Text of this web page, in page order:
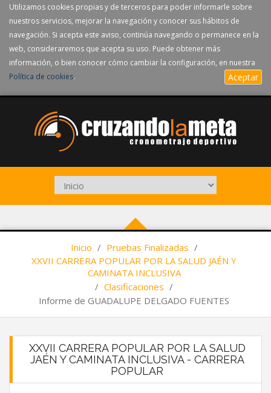
Utilizamos cookies propias y de terceros para poder informarle sobre
nuestros servicios, mejorar la navegación y conocer sus hábitos de
navegación. Si acepta este aviso, continúa navegando o permanece en la
web, consideraremos que acepta su uso. Puede obtener más
información, o bien conocer cómo cambiar la configuración, en nuestra
Política de cookies. Aceptar
Inicio / Pruebas Finalizadas /
XXVII CARRERA POPULAR POR LA SALUD JAÉN Y
CAMINATA INCLUSIVA
/ Clasificaciones /
Informe de GUADALUPE DELGADO FUENTES
XXVII CARRERA POPULAR POR LA SALUD
JAÉN Y CAMINATA INCLUSIVA - CARRERA
POPULAR